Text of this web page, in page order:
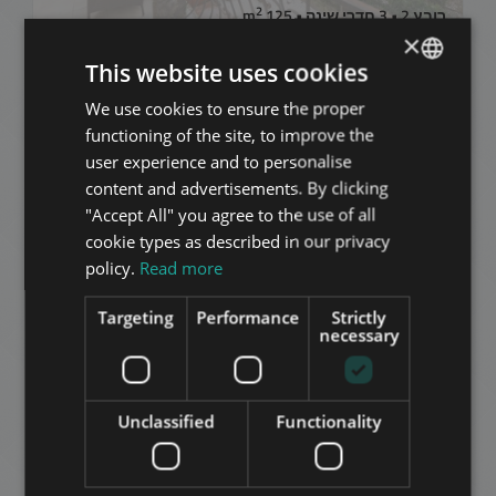
רובע 2 • 3 חדרי שינה • 125 m 2
הוסף לרשימה
BUDAPEST II. KERÜLET, SÓLYOMVÖLGY UTCA
דמי שכירות:2.000.000 HUF
הוסף לרשימה
ENGLISH
HUNGARIAN
GERMAN
FRENCH
ITALIAN
SPANISH
RUSSIAN
ARABIC
×
This website uses cookies
We use cookies to ensure the proper
functioning of the site, to improve the
user experience and to personalise
content and advertisements. By clicking
"Accept All" you agree to the use of all
cookie types as described in our privacy
policy. Read more
Strictly
necessary
Performance
Targeting
Functionality
Unclassified